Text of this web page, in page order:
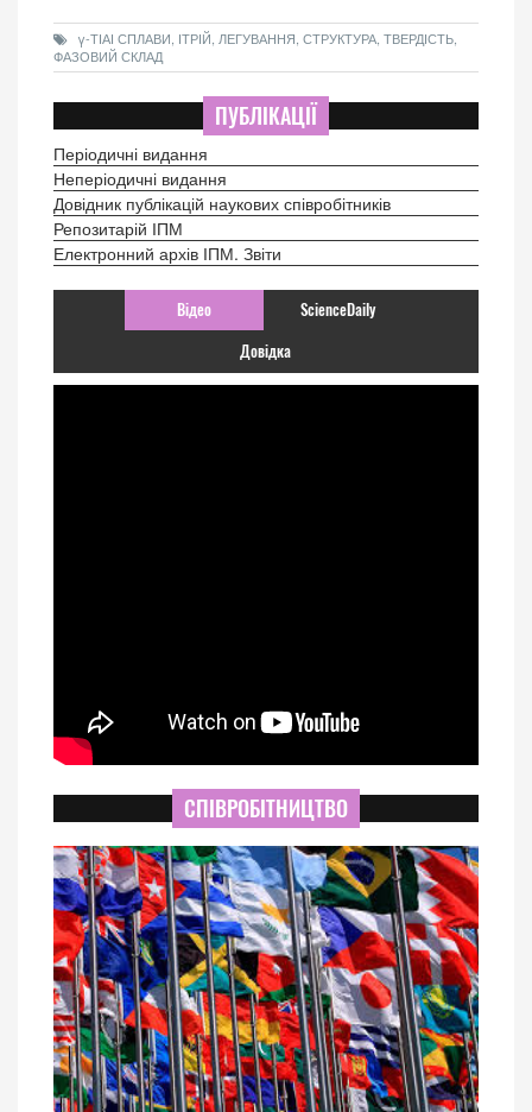
γ-ТІАІ СПЛАВИ, ІТРІЙ, ЛЕГУВАННЯ, СТРУКТУРА, ТВЕРДІСТЬ,
ФАЗОВИЙ СКЛАД
ПУБЛІКАЦІЇ
Періодичні видання
Неперіодичні видання
Довідник публікацій наукових співробітників
Репозитарій ІПМ
Електронний архів ІПМ. Звіти
Відео ScienceDaily
Довідка
СПІВРОБІТНИЦТВО